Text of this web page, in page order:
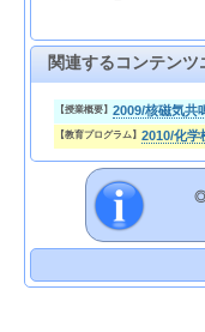
関連するコンテンツ
【授業概要】 2009/核磁気共
【教育プログラム】 2010/化学
◎